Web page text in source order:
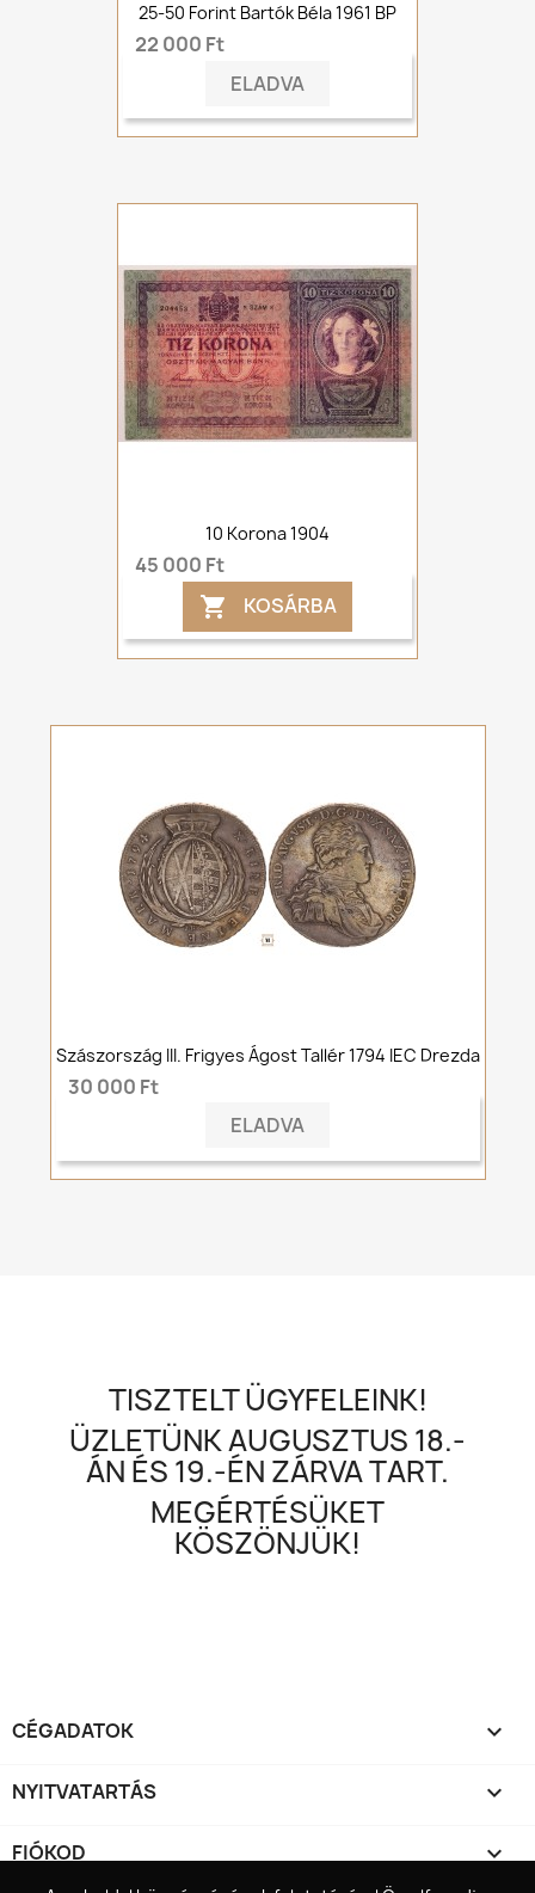
25-50 Forint Bartók Béla 1961 BP
22 000 Ft
ELADVA
10 Korona 1904
45 000 Ft
 KOSÁRBA
Szászország III. Frigyes Ágost Tallér 1794 IEC Drezda
30 000 Ft
ELADVA
TISZTELT ÜGYFELEINK!
ÜZLETÜNK AUGUSZTUS 18.-
ÁN ÉS 19.-ÉN ZÁRVA TART.
MEGÉRTÉSÜKET
KÖSZÖNJÜK!
CÉGADATOK 
NYITVATARTÁS 
FIÓKOD 